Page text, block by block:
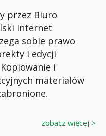
przez Biuro
Internet
sobie prawo
i edycji
i
materiałów
zobacz więcej >